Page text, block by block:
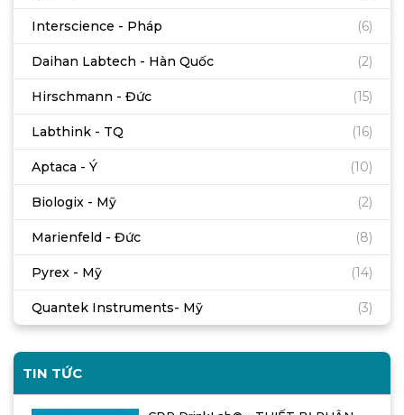
Interscience - Pháp (6)
Daihan Labtech - Hàn Quốc (2)
Hirschmann - Đức (15)
Labthink - TQ (16)
Aptaca - Ý (10)
Biologix - Mỹ (2)
Marienfeld - Đức (8)
Pyrex - Mỹ (14)
Quantek Instruments- Mỹ (3)
TIN TỨC